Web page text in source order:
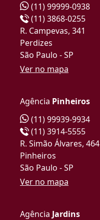
(11) 99999-0938
(11) 3868-0255
R. Campevas, 341
Perdizes
São Paulo - SP
Ver no mapa
Agência Pinheiros
(11) 99939-9934
(11) 3914-5555
R. Simão Álvares, 464
Pinheiros
São Paulo - SP
Ver no mapa
Agência Jardins